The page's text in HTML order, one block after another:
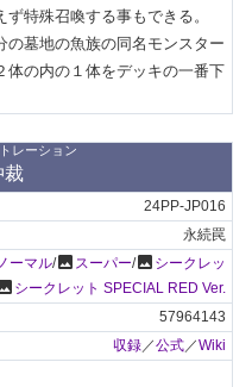
特殊召喚する事もできる。
墓地の魚族の同名モンスター
体の内の１体をデッキの一番下
レーション
裁
24PP-JP016
永続罠
ーマル/photo スーパー/photo シークレッ
シークレット SPECIAL RED Ver.
57964143
収録 ／公式 ／Wiki